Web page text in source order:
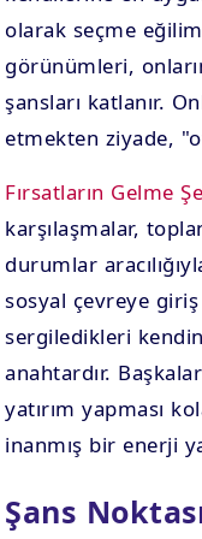
olarak seçme
görünümleri,
şansları katlanır.
etmekten ziyade,
Fırsatların Gelme
karşılaşmalar,
durumlar
sosyal çevreye
sergiledikleri
anahtardır.
yatırım yapması
inanmış bir enerji
Şans